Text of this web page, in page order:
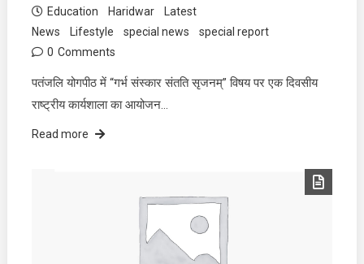
Education
Haridwar
Latest
News
Lifestyle special news
special report
0 Comments
पतंजलि योगपीठ में “गर्भ संस्कार संतति सृजनम्” विषय पर एक दिवसीय
राष्ट्रीय कार्यशाला का आयोजन…
Read more